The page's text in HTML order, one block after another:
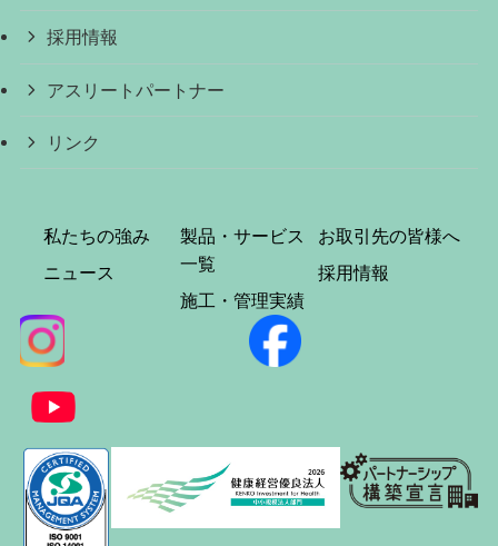
採用情報
アスリートパートナー
リンク
私たちの強み
ニュース
製品・サービス
一覧
施工・管理実績
お取引先の皆様へ
採用情報